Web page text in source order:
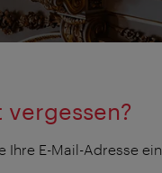
vergessen?
Ihre E-Mail-Adresse ein.